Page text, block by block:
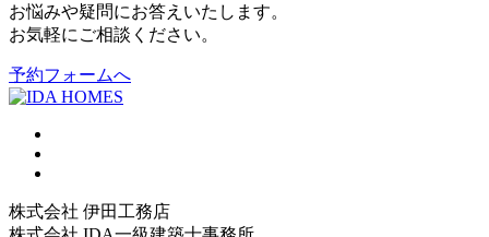
お悩みや疑問にお答えいたします。
お気軽にご相談ください。
予約フォームへ
株式会社 伊田工務店